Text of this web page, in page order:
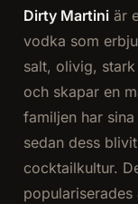
Dirty Martiniär
vodka som
salt, olivig,
och skapar en
familjen har
sedan dess
cocktailkultur.